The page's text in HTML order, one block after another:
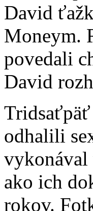
David
Moneym.
povedali
David
Tridsaťpäť
odhalili
vykonával
ako ich
rokov.